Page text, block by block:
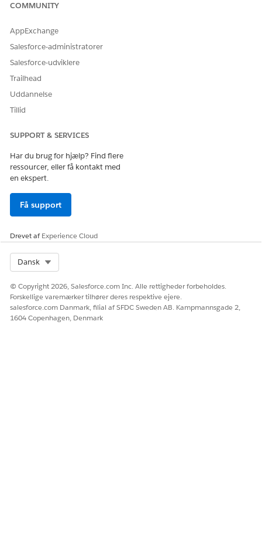
LØSTE DENNE ARTIKEL DIT PROBLEM?
Giv os besked, så vi kan forbedre os!
COMMUNITY
AppExchange
Salesforce-administratorer
Salesforce-udviklere
Trailhead
Uddannelse
Tillid
SUPPORT & SERVICES
Har du brug for hjælp? Find flere
ressourcer, eller få kontakt med
en ekspert.
Få support
Drevet afExperience Cloud
Dansk
© Copyright 2026, Salesforce.com Inc. Alle rettigheder forbeholdes.
Forskellige varemærker tilhører deres respektive ejere.
salesforce.com Danmark, filial af SFDC Sweden AB. Kampmannsgade 2,
1604 Copenhagen, Denmark